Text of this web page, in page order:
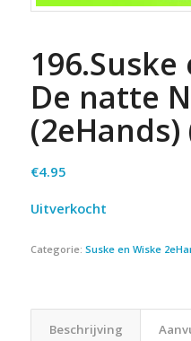
196.Suske
De natte
(2eHands)
€4.95
Uitverkocht
Categorie: Suske en Wiske
Beschrijving